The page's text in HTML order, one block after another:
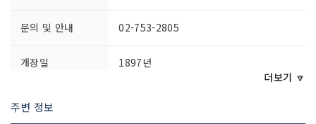
문의 및 안내 02-753-2805
개장일 1897년
더보기 🔽
주변 정보